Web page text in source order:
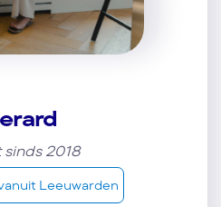
2018
Leeuwarden